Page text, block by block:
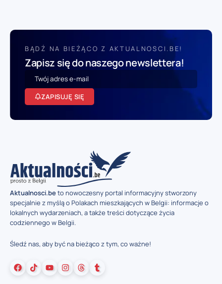
BĄDŹ NA BIEŻĄCO Z AKTUALNOSCI.BE!
Zapisz się do naszego newslettera!
ZAPISUJĘ SIĘ
Aktualnosci.beto nowoczesny portal informacyjny stworzony
specjalnie z myślą o Polakach mieszkających w Belgii: informacje o
lokalnych wydarzeniach, a także treści dotyczące życia
codziennego w Belgii.
Śledź nas, aby być na bieżąco z tym, co ważne!